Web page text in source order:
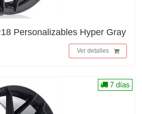
Personalizables Hyper Gray
Ver detalles
7 días